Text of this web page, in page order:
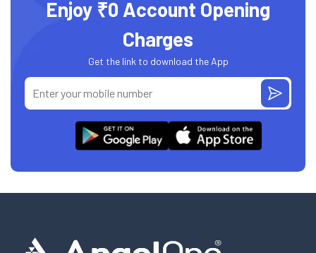
Enjoy ₹0 Account Opening
Charges
Get the link to download the App